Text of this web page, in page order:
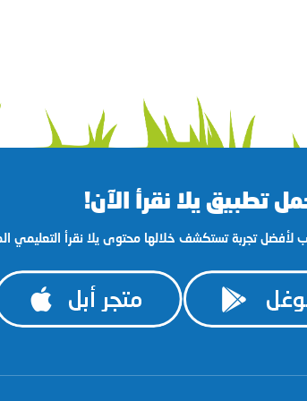
تطبيق يلا نقرأ الآن!
ﻷﻓﻀﻞ ﺗﺠﺮﺑﺔ ﺗﺴﺘﻜﺸﻒ ﺧﻼﻟﻬﺎ ﻣﺤﺘﻮﻯ ﻳﻼ نقرأ اﻟﺘﻌﻠﻴﻤﻲ